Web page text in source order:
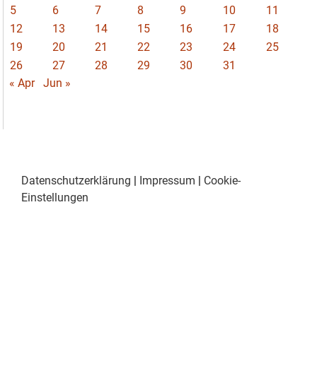
5
6 7 8 9 10
11
12
13 14 15 16 17
18
19
20 21 22 23 24
25
26
27 28 29 30
31
« Apr
Jun »
Datenschutzerklärung Impressum
Cookie-
Einstellungen